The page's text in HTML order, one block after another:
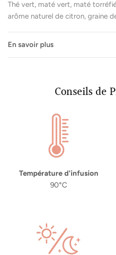
Thé vert, maté vert, maté
arôme naturel de citron, graine
En savoir plus
Conseils de
Température d'infusion
90°C
Inscrivez-vous à notre
exclusives, de conseils